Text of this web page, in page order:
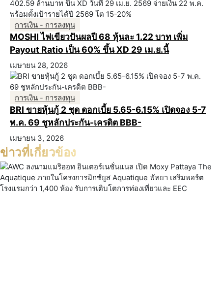
การเงิน - การลงทุน
MOSHI ไฟเขียวปันผลปี 68 หุ้นละ 1.22 บาท เพิ่ม
Payout Ratio เป็น 60% ขึ้น XD 29 เม.ย.นี้
เมษายน 28, 2026
การเงิน - การลงทุน
BRI ขายหุ้นกู้ 2 ชุด ดอกเบี้ย 5.65-6.15% เปิดจอง 5-7
พ.ค. 69 ชูหลักประกัน-เครดิต BBB-
เมษายน 3, 2026
ข่าวที่เกี่ยวข้อง